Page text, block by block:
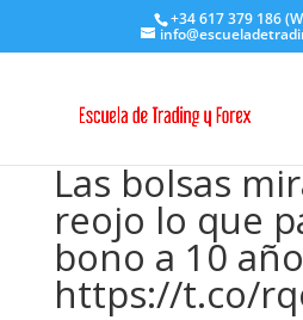
+34 617 379 186
Las bolsas
reojo lo que
bono a 10
https://t.co/